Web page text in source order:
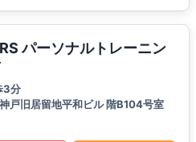
パーソナルトレーニン
3分
戸旧居留地平和ビル 階B104号室